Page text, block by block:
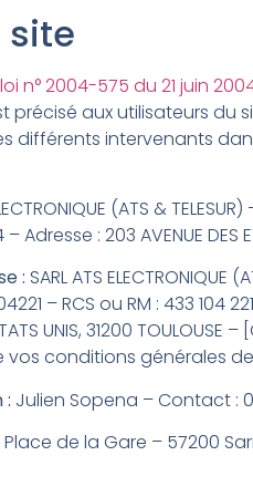
site
n° 2004-575 du 21 juin
précisé aux utilisateurs du
différents intervenants
(ATS & TELESUR)
– Adresse : 203 AVENUE DES
: SARLATS ELECTRONIQUE
– RCS ou RM : 433 104
UNIS, 31200 TOULOUSE –
conditions générales
: Julien Sopena – Contact :
Place de la Gare – 57200